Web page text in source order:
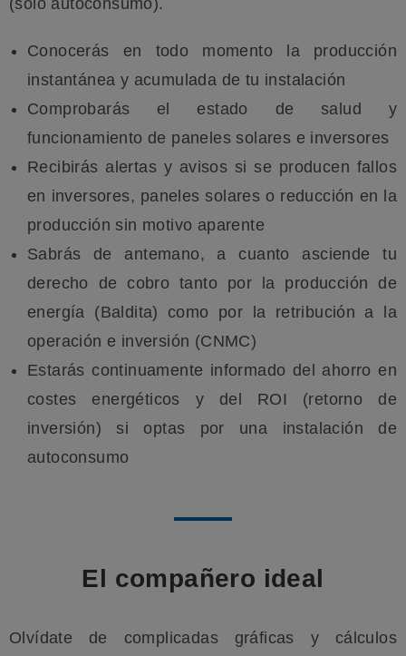
Conocerás en todo momento la producción
instantánea y acumulada de tu instalación
Comprobarás el estado de salud y
funcionamiento de paneles solares e inversores
Recibirás alertas y avisos si se producen fallos
en inversores, paneles solares o reducción en la
producción sin motivo aparente
Sabrás de antemano, a cuanto asciende tu
derecho de cobro tanto por la producción de
energía (Baldita) como por la retribución a la
operación e inversión (CNMC)
Estarás continuamente informado del ahorro en
costes energéticos y del ROI (retorno de
inversión) si optas por una instalación de
autoconsumo
El compañero ideal
Olvídate de complicadas gráficas y cálculos